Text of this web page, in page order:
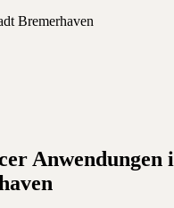
Bremerhaven
Anwendungen